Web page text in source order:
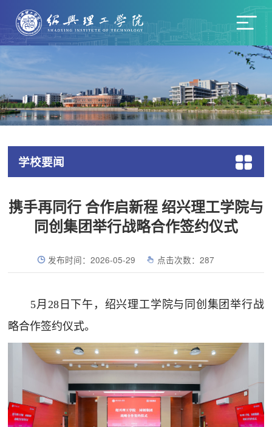
学校要闻
携手再同行 合作启新程 绍兴理工学院与
同创集团举行战略合作签约仪式
发布时间：2026-05-29 点击次数：287
5月28日下午，绍兴理工学院与同创集团举行战
略合作签约仪式。